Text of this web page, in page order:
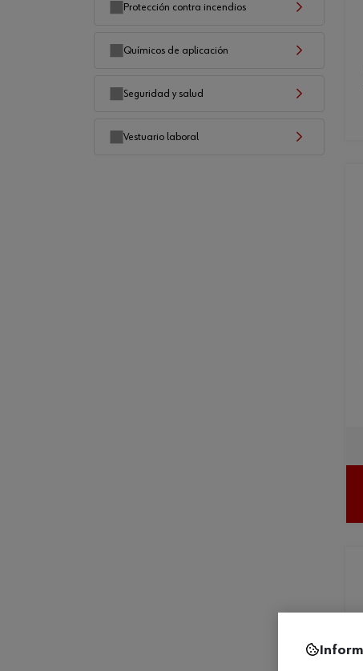
Protección contra incendios
Químicos de aplicación
Seguridad y salud
Vestuario laboral